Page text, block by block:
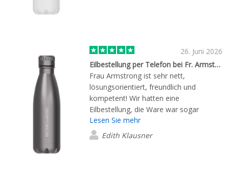
26. Juni 2026
Eilbestellung per Telefon bei Fr. Armstrong
Frau Armstrong ist sehr nett,
lösungsorientiert, freundlich und
kompetent! Wir hatten eine
Eilbestellung, die Ware war sogar
überpünktlich für unser
Firmensommerfest im Haus! Danke
nochmals!
Lesen Sie mehr
Edith Klausner